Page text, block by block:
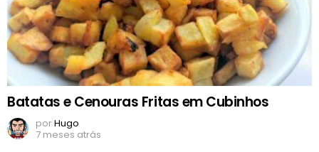
Batatas e Cenouras Fritas em Cubinhos
porHugo
7 meses atrás